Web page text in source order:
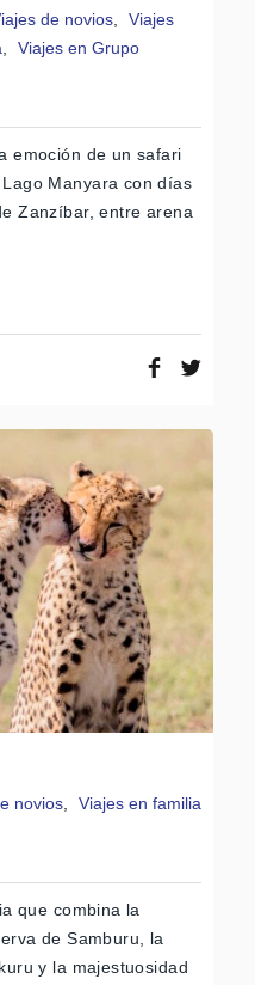
de novios
Viajes
Viajes en Grupo
emoción de un safari
Manyara con días
Zanzíbar, entre arena
novios,
Viajes en familia
que combina la
de Samburu, la
y la majestuosidad